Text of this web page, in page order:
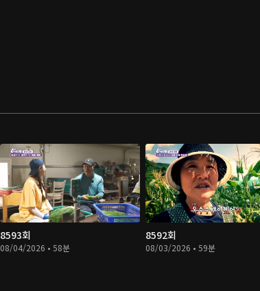
8593회
08/04/2026 • 58분
8592회
08/03/2026 • 59분